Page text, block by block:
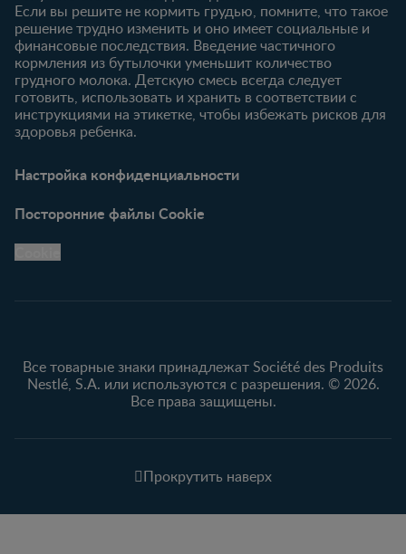
Если вы решите не кормить грудью, помните, что такое
решение трудно изменить и оно имеет социальные и
финансовые последствия. Введение частичного
кормления из бутылочки уменьшит количество
грудного молока. Детскую смесь всегда следует
готовить, использовать и хранить в соответствии с
инструкциями на этикетке, чтобы избежать рисков для
здоровья ребенка.
Настройка конфиденциальности
Посторонние файлы Cookie
Все товарные знаки принадлежат Société des Produits
Nestlé, S.A. или используются с разрешения. © 2026.
Все права защищены.
Прокрутить наверх